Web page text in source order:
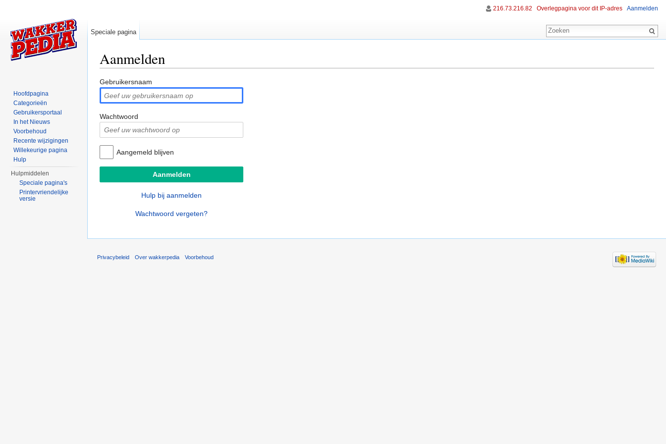
Aanmelden
Gebruikersnaam
Wachtwoord
Aangemeld blijven
Hulp bij aanmelden
Wachtwoord vergeten?
216.73.216.82 Overlegpagina voor dit IP-adres Aanmelden
Speciale pagina
Hoofdpagina
Categorieën
Gebruikersportaal
In het Nieuws
Voorbehoud
Recente wijzigingen
Willekeurige pagina
Hulp
Hulpmiddelen
Speciale pagina's
Printervriendelijke
versie
Privacybeleid Over wakkerpedia Voorbehoud